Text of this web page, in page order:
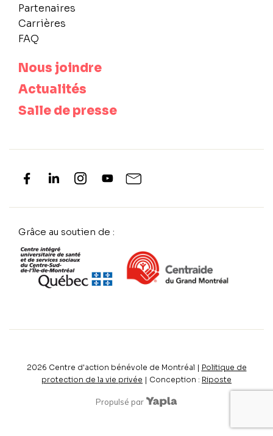
Partenaires
Carrières
FAQ
Nous joindre
Actualités
Salle de presse
Grâce au soutien de :
2026 Centre d'action bénévole de Montréal | Politique de
protection de la vie privée | Conception : Riposte
Propulsé par